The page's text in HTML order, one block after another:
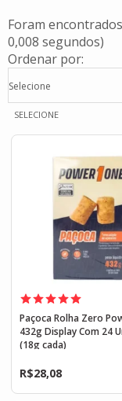
Foram encontrados
0,008 segundos)
Ordenar por:
Selecione
SELECIONE
Paçoca Rolha Zero
432g Display Com 24
(18g cada)
R$28,08